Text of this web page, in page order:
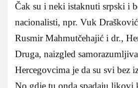
Čak su i neki istaknuti srpski i
nacionalisti, npr. Vuk
Rusmir Mahmutčehajić i dr.,
Druga, naizgled
Hercegovcima je da su svi bez
No gdje tu onda spadaju likovi